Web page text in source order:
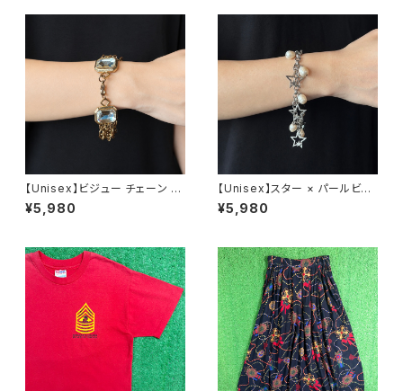
【Unisex】ビジュー チェーン ブ
レスレット / 古着 アクセサリー
N0737
¥5,980
【Unisex】スター × パールビー
ズ チャーム チェーン ブレスレッ
ト / 古着 アクセサリー N1109
¥5,980